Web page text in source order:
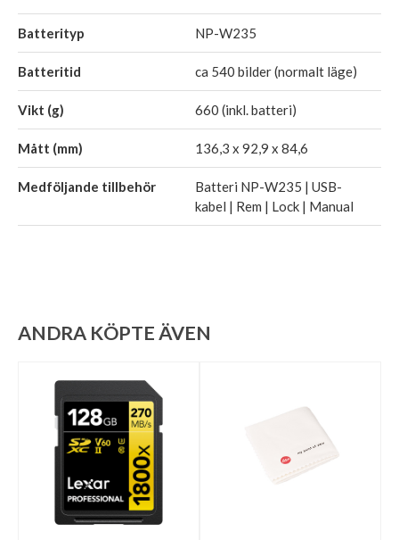
Batterityp NP-W235
Batteritid ca 540 bilder (normalt läge)
Vikt (g) 660 (inkl. batteri)
Mått (mm) 136,3 x 92,9 x 84,6
Medföljande tillbehör
Batteri NP-W235 | USB-
kabel | Rem | Lock | Manual
ANDRA KÖPTE ÄVEN